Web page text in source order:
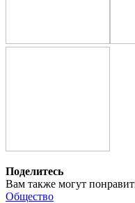
Поделитесь
Вам также могут
Общество